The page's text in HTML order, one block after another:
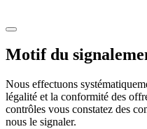
Motif du
Nous effectuons
légalité et la conformité des
contrôles vous constatez des
nous le signaler.